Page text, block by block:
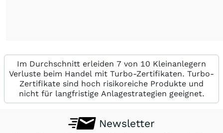
Im Durchschnitt erleiden 7 von 10 Kleinanlegern
Verluste beim Handel mit Turbo-Zertifikaten. Turbo-
Zertifikate sind hoch risikoreiche Produkte und
nicht für langfristige Anlagestrategien geeignet.
Newsletter